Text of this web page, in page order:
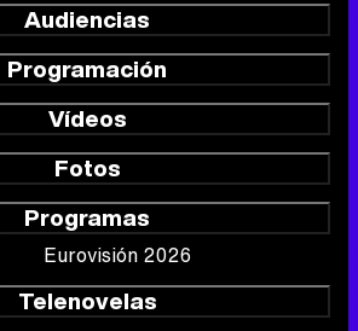
Audiencias
Programación
Vídeos
Fotos
Programas
Eurovisión 2026
Telenovelas